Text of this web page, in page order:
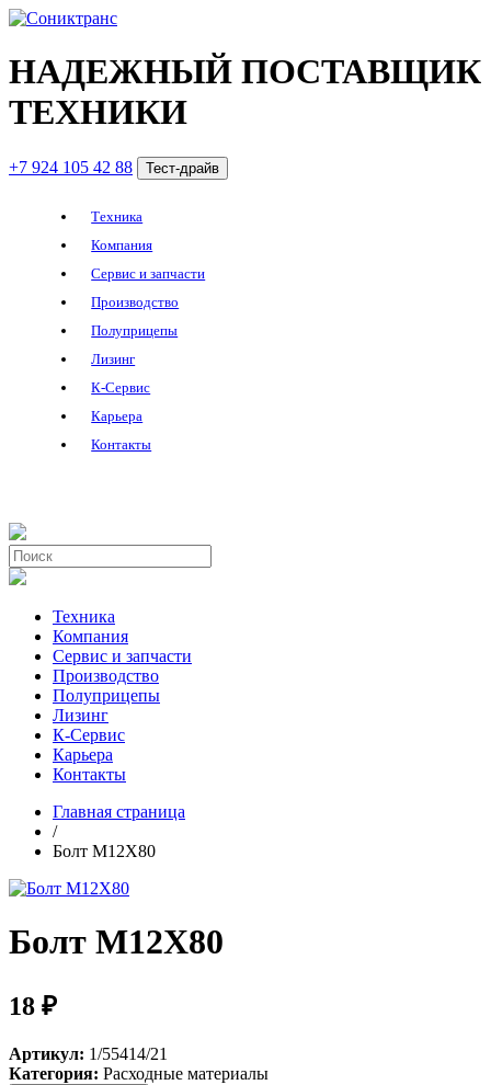
НАДЕЖНЫЙ ПОСТАВЩИК
ТЕХНИКИ
+7 924 105 42 88 Тест-драйв
Техника
Компания
Сервис и запчасти
Производство
Полуприцепы
Лизинг
К-Сервис
Карьера
Контакты
Техника
Компания
Сервис и запчасти
Производство
Полуприцепы
Лизинг
К-Сервис
Карьера
Контакты
Главная страница
/
Болт М12Х80
Болт М12Х80
18 ₽
Артикул: 1/55414/21
Категория: Расходные материалы